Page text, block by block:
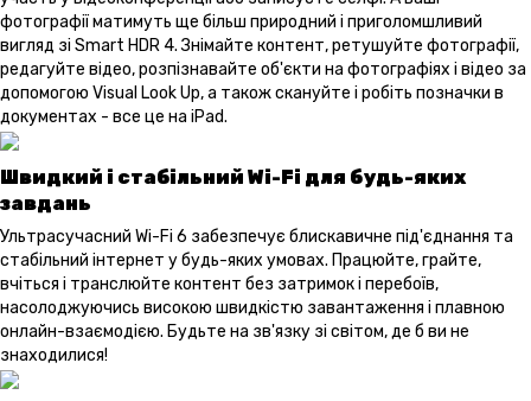
фотографії матимуть ще більш природний і приголомшливий
вигляд зі Smart HDR 4. Знімайте контент, ретушуйте фотографії,
редагуйте відео, розпізнавайте об'єкти на фотографіях і відео за
допомогою Visual Look Up, а також скануйте і робіть позначки в
документах - все це на iPad.
Швидкий і стабільний Wi-Fi для будь-яких
завдань
Ультрасучасний Wi-Fi 6 забезпечує блискавичне під'єднання та
стабільний інтернет у будь-яких умовах. Працюйте, грайте,
вчіться і транслюйте контент без затримок і перебоїв,
насолоджуючись високою швидкістю завантаження і плавною
онлайн-взаємодією. Будьте на зв'язку зі світом, де б ви не
знаходилися!